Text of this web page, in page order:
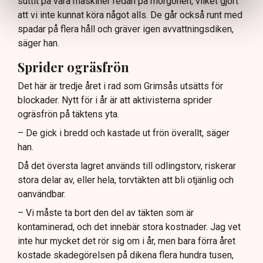
att vi inte kunnat köra något alls. De går också runt med
spadar på flera håll och gräver igen avvattningsdiken,
säger han.
Sprider ogräsfrön
Det här är tredje året i rad som Grimsås utsätts för
blockader. Nytt för i år är att aktivisterna sprider
ogräsfrön på täktens yta.
– De gick i bredd och kastade ut frön överallt, säger
han.
Då det översta lagret används till odlingstorv, riskerar
stora delar av, eller hela, torvtäkten att bli otjänlig och
oanvändbar.
– Vi måste ta bort den del av täkten som är
kontaminerad, och det innebär stora kostnader. Jag vet
inte hur mycket det rör sig om i år, men bara förra året
kostade skadegörelsen på dikena flera hundra tusen,